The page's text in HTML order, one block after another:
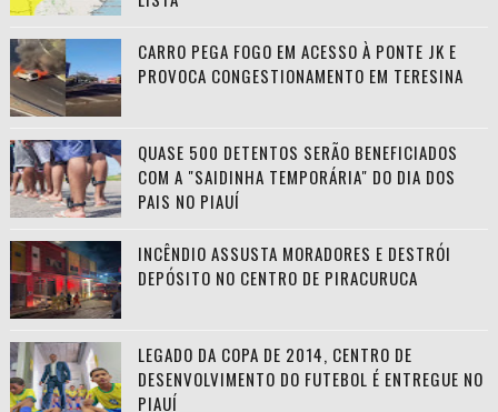
CARRO PEGA FOGO EM ACESSO À PONTE JK E
PROVOCA CONGESTIONAMENTO EM TERESINA
QUASE 500 DETENTOS SERÃO BENEFICIADOS
COM A "SAIDINHA TEMPORÁRIA" DO DIA DOS
PAIS NO PIAUÍ
INCÊNDIO ASSUSTA MORADORES E DESTRÓI
DEPÓSITO NO CENTRO DE PIRACURUCA
LEGADO DA COPA DE 2014, CENTRO DE
DESENVOLVIMENTO DO FUTEBOL É ENTREGUE NO
PIAUÍ